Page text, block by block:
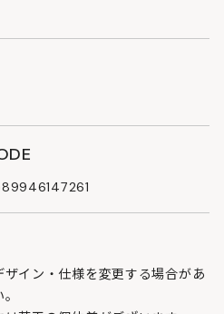
イン・仕様を変更する場合があ